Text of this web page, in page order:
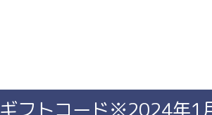
ギフトコード※2024年1